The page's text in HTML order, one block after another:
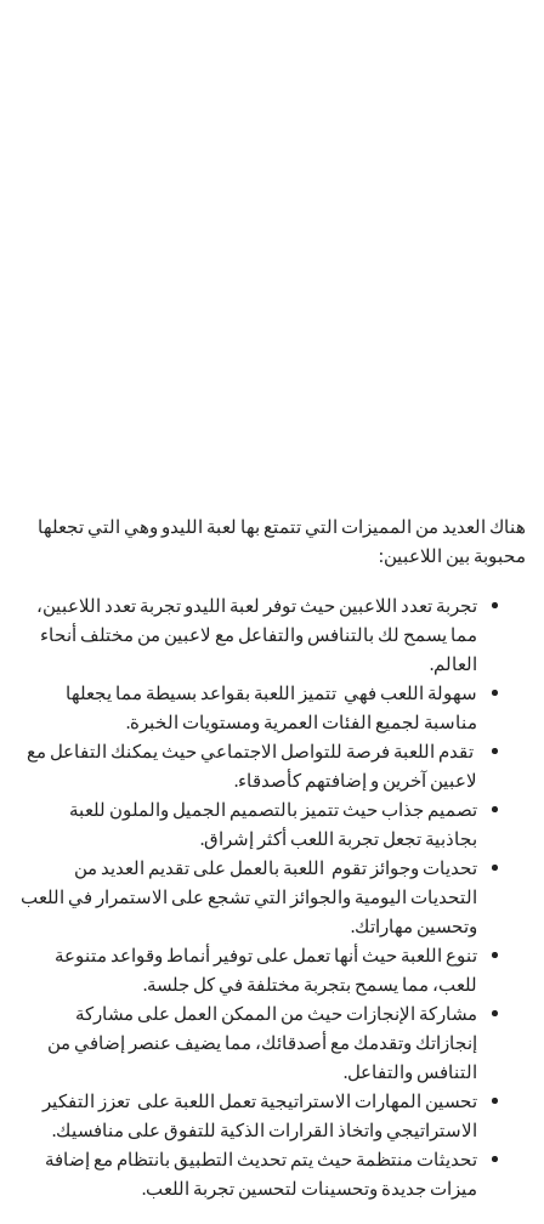
هناك العديد من المميزات التي تتمتع بها لعبة الليدو وهي التي تجعلها
محبوبة بين اللاعبين:
تجربة تعدد اللاعبين حيث توفر لعبة الليدو تجربة تعدد اللاعبين،
مما يسمح لك بالتنافس والتفاعل مع لاعبين من مختلف أنحاء
العالم.
سهولة اللعب فهي تتميز اللعبة بقواعد بسيطة مما يجعلها
مناسبة لجميع الفئات العمرية ومستويات الخبرة.
تقدم اللعبة فرصة للتواصل الاجتماعي حيث يمكنك التفاعل مع
لاعبين آخرين و إضافتهم كأصدقاء.
تصميم جذاب حيث تتميز بالتصميم الجميل والملون للعبة
بجاذبية تجعل تجربة اللعب أكثر إشراق.
تحديات وجوائز تقوم اللعبة بالعمل على تقديم العديد من
التحديات اليومية والجوائز التي تشجع على الاستمرار في اللعب
وتحسين مهاراتك.
تنوع اللعبة حيث أنها تعمل على توفير أنماط وقواعد متنوعة
للعب، مما يسمح بتجربة مختلفة في كل جلسة.
مشاركة الإنجازات حيث من الممكن العمل على مشاركة
إنجازاتك وتقدمك مع أصدقائك، مما يضيف عنصر إضافي من
التنافس والتفاعل.
تحسين المهارات الاستراتيجية تعمل اللعبة على تعزز التفكير
الاستراتيجي واتخاذ القرارات الذكية للتفوق على منافسيك.
تحديثات منتظمة حيث يتم تحديث التطبيق بانتظام مع إضافة
ميزات جديدة وتحسينات لتحسين تجربة اللعب.